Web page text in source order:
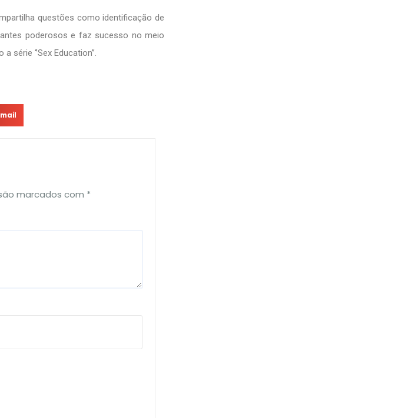
questões como identificação de
poderosos e faz sucesso no meio
‘’Sex Education’’.
marcados com *